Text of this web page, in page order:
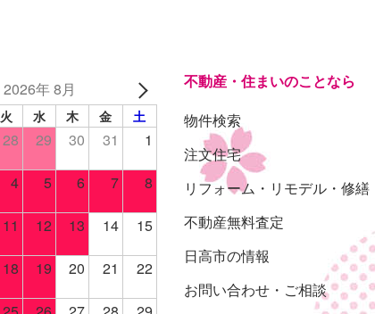
2026年 8月
火 水 木 金 土
28 29 30 31 1
4 5 6 7 8
11 12 13 14 15
18 19 20 21 22
不動産・住まいのことなら
物件検索
注文住宅
リフォーム・リモデル・修繕
不動産無料査定
日高市の情報
お問い合わせ・ご相談